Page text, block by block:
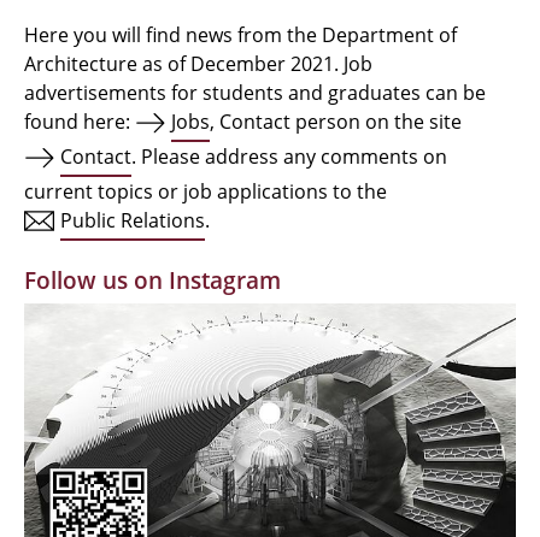
Semester Programme
Internationales
Facilities
Alumni | cloud club
Documents and Downloads
Here you will find news from the Department of
Architecture as of December 2021. Job
advertisements for students and graduates can be
found here:
Jobs, Contact person on the site
Contact. Please address any comments on
current topics or job applications to the
Public Relations.
Follow us on Instagram